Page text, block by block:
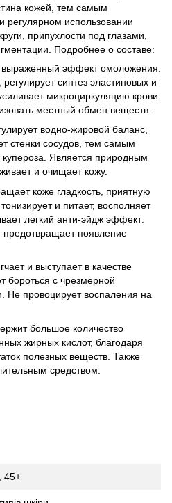
кожей, тем самым
регулярном использовании
припухлости под глазами,
Подробнее о составе:
выраженный эффект омоложения.
синтез эластиновых и
микроциркуляцию крови.
местный обмен веществ.
водно-жировой баланс,
стенки сосудов, тем самым
Является природным
и очищает кожу.
коже гладкость, приятную
и питает, восполняет
легкий анти-эйдж эффект:
появление
и выступает в качестве
бороться с чрезмерной
Не провоцирует воспаления на
большое количество
жирных кислот, благодаря
полезных веществ. Также
средством.
45+